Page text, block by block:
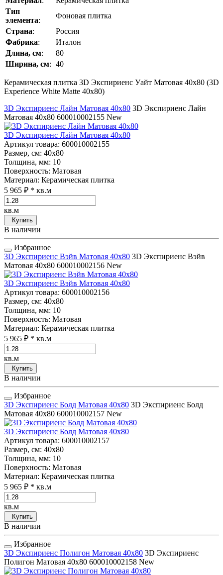
Тип
элемента:
Фоновая плитка
Страна:
Россия
Фабрика:
Италон
Длина, см:
80
Ширина, см: 40
Керамическая плитка 3D Экспириенс Уайт Матовая 40x80 (3D
Experience White Matte 40x80)
3D Экспириенс Лайн Матовая 40x80 3D Экспириенс Лайн
Матовая 40x80 600010002155 New
3D Экспириенс Лайн Матовая 40x80
Артикул товара: 600010002155
Размер, см: 40x80
Толщина, мм: 10
Поверхность: Матовая
Материал: Керамическая плитка
5 965 ₽ * кв.м
кв.м
Купить
В наличии
Избранное
3D Экспириенс Вэйв Матовая 40x80 3D Экспириенс Вэйв
Матовая 40x80 600010002156 New
3D Экспириенс Вэйв Матовая 40x80
Артикул товара: 600010002156
Размер, см: 40x80
Толщина, мм: 10
Поверхность: Матовая
Материал: Керамическая плитка
5 965 ₽ * кв.м
кв.м
Купить
В наличии
Избранное
3D Экспириенс Болд Матовая 40x80 3D Экспириенс Болд
Матовая 40x80 600010002157 New
3D Экспириенс Болд Матовая 40x80
Артикул товара: 600010002157
Размер, см: 40x80
Толщина, мм: 10
Поверхность: Матовая
Материал: Керамическая плитка
5 965 ₽ * кв.м
кв.м
Купить
В наличии
Избранное
3D Экспириенс Полигон Матовая 40x80 3D Экспириенс
Полигон Матовая 40x80 600010002158 New